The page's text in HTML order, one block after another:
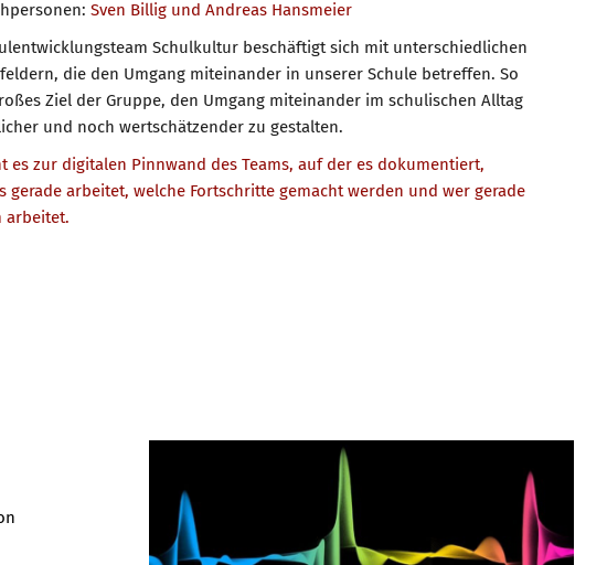
Sven Billig und Andreas Hansmeier
Schulkultur beschäftigt sich mit unterschiedlichen
die den Umgang miteinander in unserer Schule betreffen. So
Ziel der Gruppe, den Umgang miteinander im schulischen Alltag
und noch wertschätzender zu gestalten.
es zur digitalen Pinnwand des Teams, auf der es dokumentiert,
gerade arbeitet, welche Fortschritte gemacht werden und wer gerade
arbeitet.